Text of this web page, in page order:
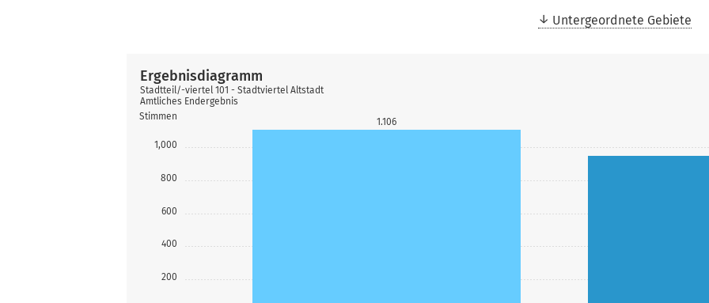
Untergeordnete Gebiete
200
400
600
800
1,000
Stimmen
1.106
Ergebnisdiagramm
Stadtteil/-viertel 101 - Stadtviertel Altstadt
Amtliches Endergebnis